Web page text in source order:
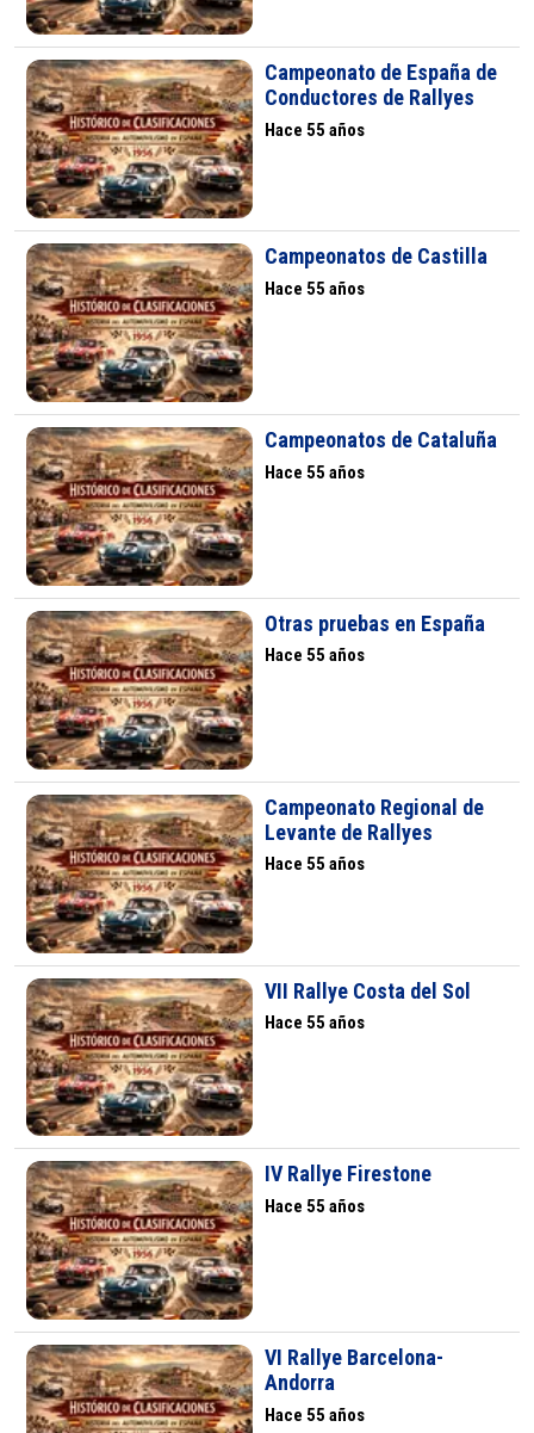
Campeonato de España de
Conductores de Rallyes
Hace 55 años
Campeonatos de Castilla
Hace 55 años
Campeonatos de Cataluña
Hace 55 años
Otras pruebas en España
Hace 55 años
Campeonato Regional de
Levante de Rallyes
Hace 55 años
VII Rallye Costa del Sol
Hace 55 años
IV Rallye Firestone
Hace 55 años
VI Rallye Barcelona-
Andorra
Hace 55 años